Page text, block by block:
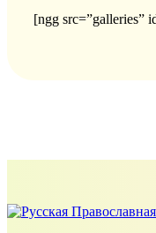
[ngg src=”galleries”